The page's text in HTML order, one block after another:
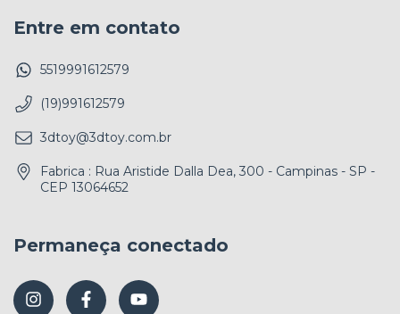
Entre em contato
5519991612579
(19)991612579
3dtoy@3dtoy.com.br
Fabrica : Rua Aristide Dalla Dea, 300 - Campinas - SP -
CEP 13064652
Permaneça conectado